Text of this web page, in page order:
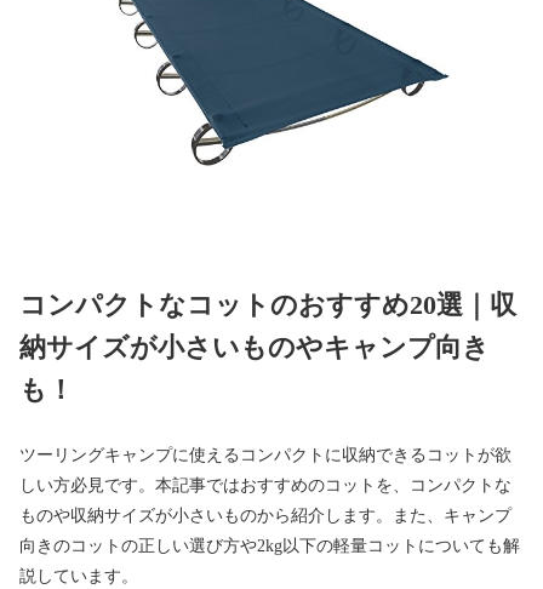
コンパクトなコットのおすすめ20選｜収
納サイズが小さいものやキャンプ向き
も！
ツーリングキャンプに使えるコンパクトに収納できるコットが欲
しい方必見です。本記事ではおすすめのコットを、コンパクトな
ものや収納サイズが小さいものから紹介します。また、キャンプ
向きのコットの正しい選び方や2kg以下の軽量コットについても解
説しています。